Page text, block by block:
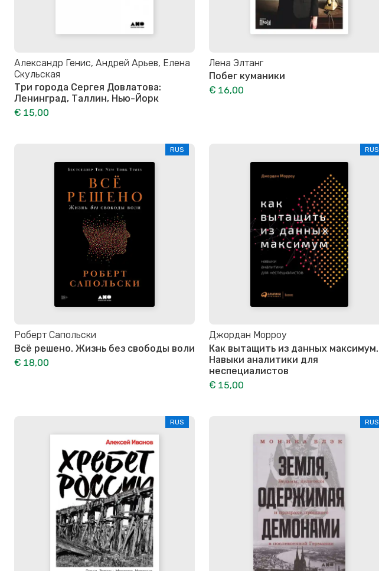
Александр Генис, Андрей Арьев, Елена
Скульская
Три города Сергея Довлатова:
Ленинград, Таллин, Нью-Йорк
€ 15,00
Лена Элтанг
Побег куманики
€ 16,00
RUS
Роберт Сапольски
Всё решено. Жизнь без свободы воли
€ 18,00
RUS
Джордан Морроу
Как вытащить из данных максимум.
Навыки аналитики для
неспециалистов
€ 15,00
RUS RUS